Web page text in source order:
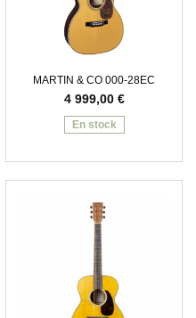
MARTIN & CO 000-28EC
4 999,00 €
En stock